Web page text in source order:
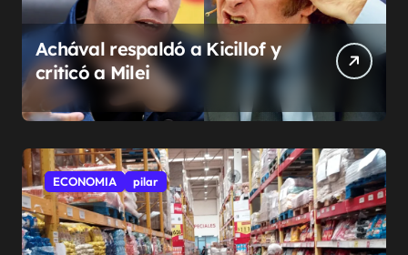
Achával respaldó a Kicillof y
criticó a Milei
ECONOMIA pilar